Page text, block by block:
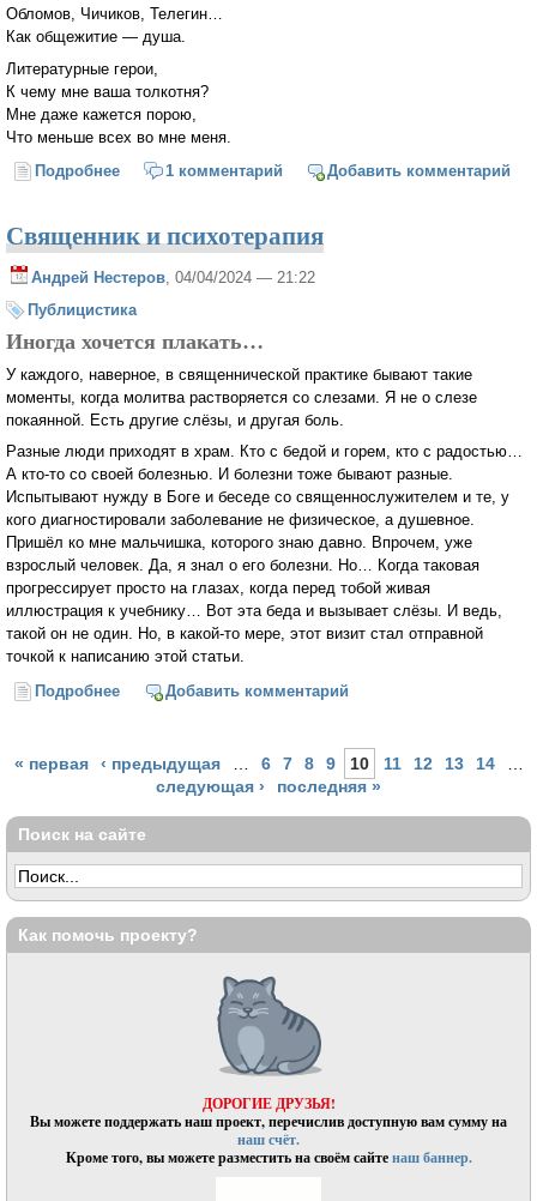
Обломов, Чичиков, Телегин…
Как общежитие — душа.
Литературные герои,
К чему мне ваша толкотня?
Мне даже кажется порою,
Что меньше всех во мне меня.
Подробнее о Во мне и Чацкий, и Онегин...
1 комментарий Добавить комментарий
Священник и психотерапия
Андрей Нестеров, 04/04/2024 — 21:22
Публицистика
Иногда хочется плакать…
У каждого, наверное, в священнической практике бывают такие
моменты, когда молитва растворяется со слезами. Я не о слезе
покаянной. Есть другие слёзы, и другая боль.
Разные люди приходят в храм. Кто с бедой и горем, кто с радостью…
А кто-то со своей болезнью. И болезни тоже бывают разные.
Испытывают нужду в Боге и беседе со священнослужителем и те, у
кого диагностировали заболевание не физическое, а душевное.
Пришёл ко мне мальчишка, которого знаю давно. Впрочем, уже
взрослый человек. Да, я знал о его болезни. Но… Когда таковая
прогрессирует просто на глазах, когда перед тобой живая
иллюстрация к учебнику… Вот эта беда и вызывает слёзы. И ведь,
такой он не один. Но, в какой-то мере, этот визит стал отправной
точкой к написанию этой статьи.
Подробнее о Священник и психотерапия
Добавить комментарий
Страницы
« первая ‹ предыдущая 6 7 8 9 10 11 12 13 14
следующая ›
последняя »
Поиск на сайте
Как помочь проекту?
ДОРОГИЕ ДРУЗЬЯ!
Вы можете поддержать наш проект, перечислив доступную вам сумму на
наш счёт.
Кроме того, вы можете разместить на своём сайтенаш баннер.